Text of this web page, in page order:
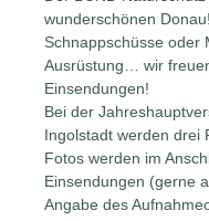
wunderschönen
Schnappschüsse oder
Ausrüstung… wir
Einsendungen!
Bei der
Ingolstadt werden drei
Fotos werden im
Einsendungen (gerne
Angabe des